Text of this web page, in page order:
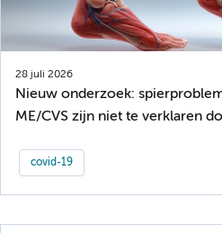
28 juli 2026
Nieuw onderzoek:
ME/CVS zijn niet te verklaren
covid-19